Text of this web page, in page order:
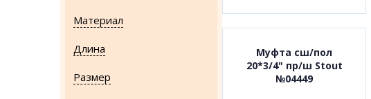
Материал
Длина
Размер
Муфта сш/пол
20*3/4" пр/ш Stout
№04449